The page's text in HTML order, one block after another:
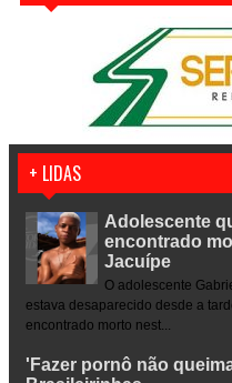
+ LIDAS
Adolescente
encontrado
Jacuípe
O adolescente
estava desaparecido desde a
encontrado morto nest...
'Fazer pornô não